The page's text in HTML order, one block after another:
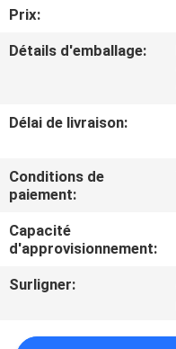
L'USINE
DE
QUALITÉ
NOUS
CONTACTER
Prix:
Détails d'emballage:
Délai de livraison:
Conditions de
paiement:
Capacité
d'approvisionnement:
Surligner: